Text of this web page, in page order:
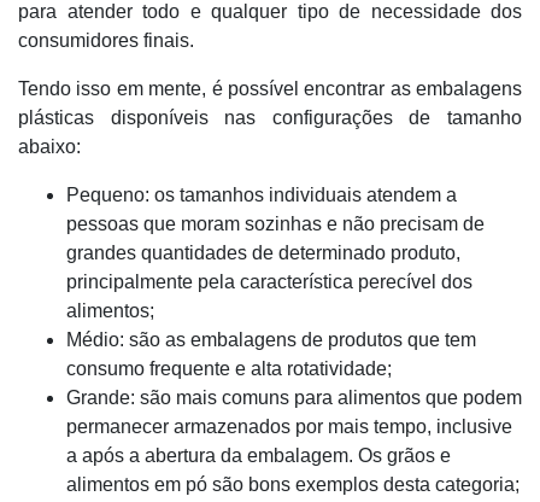
para atender todo e qualquer tipo de necessidade dos
consumidores finais.
Tendo isso em mente, é possível encontrar as embalagens
plásticas disponíveis nas configurações de tamanho
abaixo:
Pequeno: os tamanhos individuais atendem a
pessoas que moram sozinhas e não precisam de
grandes quantidades de determinado produto,
principalmente pela característica perecível dos
alimentos;
Médio: são as embalagens de produtos que tem
consumo frequente e alta rotatividade;
Grande: são mais comuns para alimentos que podem
permanecer armazenados por mais tempo, inclusive
a após a abertura da embalagem. Os grãos e
alimentos em pó são bons exemplos desta categoria;